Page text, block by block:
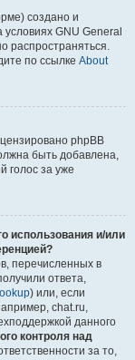
создано и
GNU General
распространяться.
по ссылке About
phpBB
быть добавлена,
голос за уже
использования и/или
перечисленных в
ответа,
) или, если
chat.ru,
данного
контроля над
за то,